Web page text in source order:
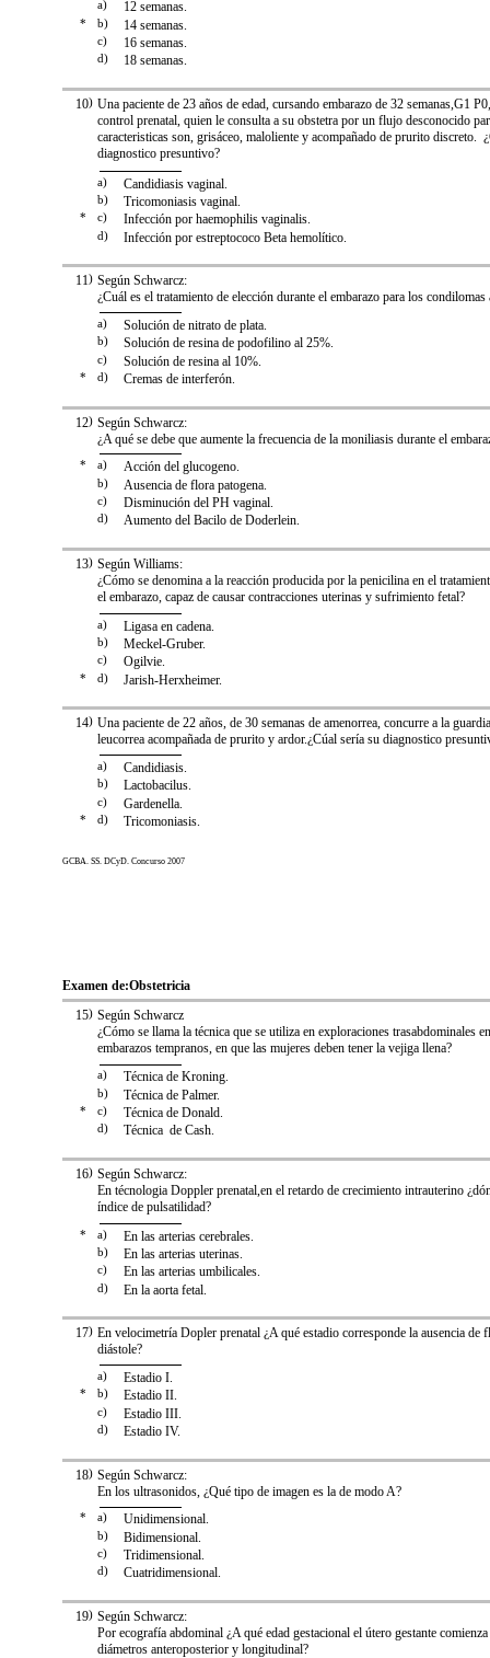
a) 12 semanas.
* b) 14 semanas.
c) 16 semanas.
d) 18 semanas.
)
10 Una paciente de 23 años de edad, cursando embarazo de 32 semanas,G1
control prenatal, quien le consulta a su obstetra por un flujo desconocido
caracteristicas son, grisáceo, maloliente y acompañado de prurito discreto.
diagnostico presuntivo?
a) Candidiasis vaginal.
b) Tricomoniasis vaginal.
* c) Infección por haemophilis vaginalis.
d) Infección por estreptococo Beta hemolítico.
)
11 Según Schwarcz:
¿Cuál es el tratamiento de elección durante el embarazo para los
a) Solución de nitrato de plata.
b) Solución de resina de podofilino al 25%.
c) Solución de resina al 10%.
* d) Cremas de interferón.
)
12 Según Schwarcz:
¿A qué se debe que aumente la frecuencia de la moniliasis durante el
* a) Acción del glucogeno.
b) Ausencia de flora patogena.
c) Disminución del PH vaginal.
d) Aumento del Bacilo de Doderlein.
)
13 Según Williams:
¿Cómo se denomina a la reacción producida por la penicilina en el
el embarazo, capaz de causar contracciones uterinas y sufrimiento fetal?
a) Ligasa en cadena.
b) Meckel-Gruber.
c) Ogilvie.
* d) Jarish-Herxheimer.
)
14 Una paciente de 22 años, de 30 semanas de amenorrea, concurre a la
leucorrea acompañada de prurito y ardor.¿Cúal sería su diagnostico
a) Candidiasis.
b) Lactobacilus.
c) Gardenella.
* d) Tricomoniasis.
GCBA. SS. DCyD. Concurso 2007
Examen de:Obstetricia
)
15 Según Schwarcz
¿Cómo se llama la técnica que se utiliza en exploraciones trasabdominales
embarazos tempranos, en que las mujeres deben tener la vejiga llena?
a) Técnica de Kroning.
b) Técnica de Palmer.
* c) Técnica de Donald.
d) Técnica de Cash.
)
16 Según Schwarcz:
En técnologia Doppler prenatal,en el retardo de crecimiento intrauterino
índice de pulsatilidad?
* a) En las arterias cerebrales.
b) En las arterias uterinas.
c) En las arterias umbilicales.
d) En la aorta fetal.
)
17 En velocimetría Dopler prenatal ¿A qué estadio corresponde la ausencia de
diástole?
a) Estadio I.
* b) Estadio II.
c) Estadio III.
d) Estadio IV.
)
18 Según Schwarcz:
En los ultrasonidos, ¿Qué tipo de imagen es la de modo A?
* a) Unidimensional.
b) Bidimensional.
c) Tridimensional.
d) Cuatridimensional.
)
19 Según Schwarcz:
Por ecografía abdominal ¿A qué edad gestacional el útero gestante
diámetros anteroposterior y longitudinal?